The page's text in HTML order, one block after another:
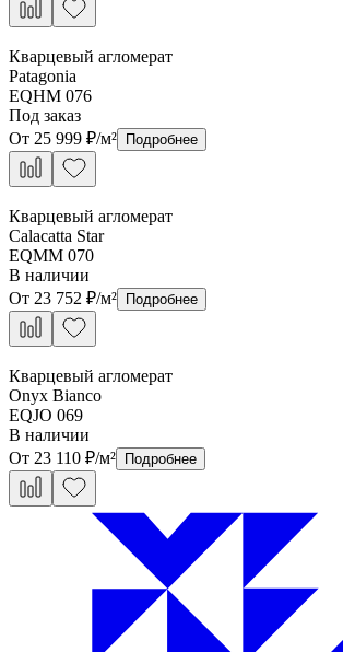
Кварцевый агломерат
Patagonia
EQHM 076
Под заказ
От 25 999 ₽/м² Подробнее
Кварцевый агломерат
Calacatta Star
EQMM 070
В наличии
От 23 752 ₽/м² Подробнее
Кварцевый агломерат
Onyx Bianco
EQJO 069
В наличии
От 23 110 ₽/м² Подробнее